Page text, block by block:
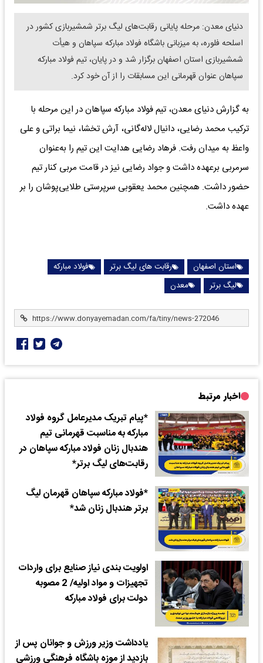
دنیای معدن: مرحله پایانی رقابت‌های لیگ برتر شمشیربازی کشور در
اسلحه فلوره، به میزبانی باشگاه فولاد مبارکه سپاهان و هیأت
شمشیربازی استان اصفهان برگزار شد و در پایان، تیم فولاد مبارکه
سپاهان عنوان قهرمانی این مسابقات را از آن خود کرد.
به گزارش دنیای معدن، تیم فولاد مبارکه سپاهان در این مرحله با
ترکیب محمد رضایی، دانیال لاله‌گانی، آرش تخشا، نیما براتی و علی
واعظ به میدان رفت. فرهاد رضایی هدایت این تیم را به‌عنوان
سرمربی برعهده داشت و جواد رضایی نیز در قامت مربی کنار تیم
حضور داشت. همچنین محمد یعقوبی سرپرستی طلایی‌پوشان را بر
عهده داشت.
استان اصفهان رقابت های لیگ برتر
فولاد مبارکه
لیگ برتر
معدن
اخبار مرتبط
*پیام تبریک مدیرعامل گروه فولاد
مبارکه به مناسبت قهرمانی تیم
هندبال زنان فولاد مبارکه سپاهان در
رقابت‌های لیگ برتر*
*فولاد مبارکه سپاهان قهرمان لیگ
برتر هندبال زنان شد*
اولویت بندی نیاز صنایع برای واردات
تجهیزات و مواد اولیه/ 2 مصوبه
دولت برای فولاد مبارکه
یادداشت وزیر ورزش و جوانان پس از
بازدید از موزه باشگاه فرهنگی ورزشی